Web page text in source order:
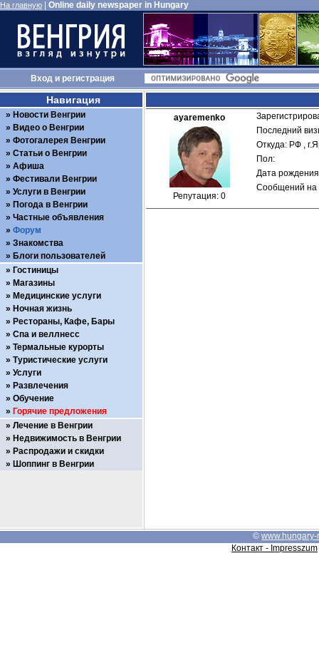
На главную Online daily newspaper in Hungary
Входи регистрация
ayaremenko
Репутация: 0
Последний
Откуда: РФ ,
Пол:
Дата
Сообщений на
Навигация
Новости Венгрии
Видео о Венгрии
Фотогалерея Венгрии
Статьи о Венгрии
Афиша
Фестивали Венгрии
Услуги в Венгрии
Погода в Венгрии
Частные объявления
Форум
Знакомства
Блоги пользователей
Гостиницы
Магазины
Медицинские услуги
Ночная жизнь
Рестораны, Кафе, Бары
Спа и веллнесс
Термальные курорты
Туристические услуги
Услуги
Развлечения
Обучение
Горячие предложения
Лечение в Венгрии
Недвижимость в Венгрии
Распродажи и скидки
Шоппинг в Венгрии
© www.hungary-
Контакт - Impresszum